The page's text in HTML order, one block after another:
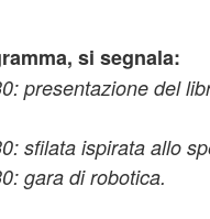
si segnala:
presentazione del
sfilata ispirata allo
gara di robotica.